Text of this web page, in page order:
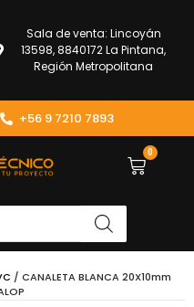
Sala de venta: Lincoyán
13598, 8840172 La Pintana,
Región Metropolitana
+56 9 7210 7893
0
/ CANALETA BLANCA 20X10mm